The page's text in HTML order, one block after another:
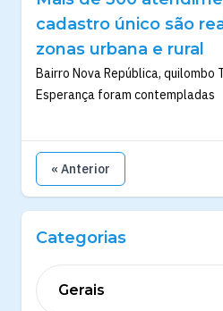
cadastro único são
zonas urbana e rural
Bairro Nova República, quilombo
Esperança foram contempladas
« Anterior
Categorias
Gerais